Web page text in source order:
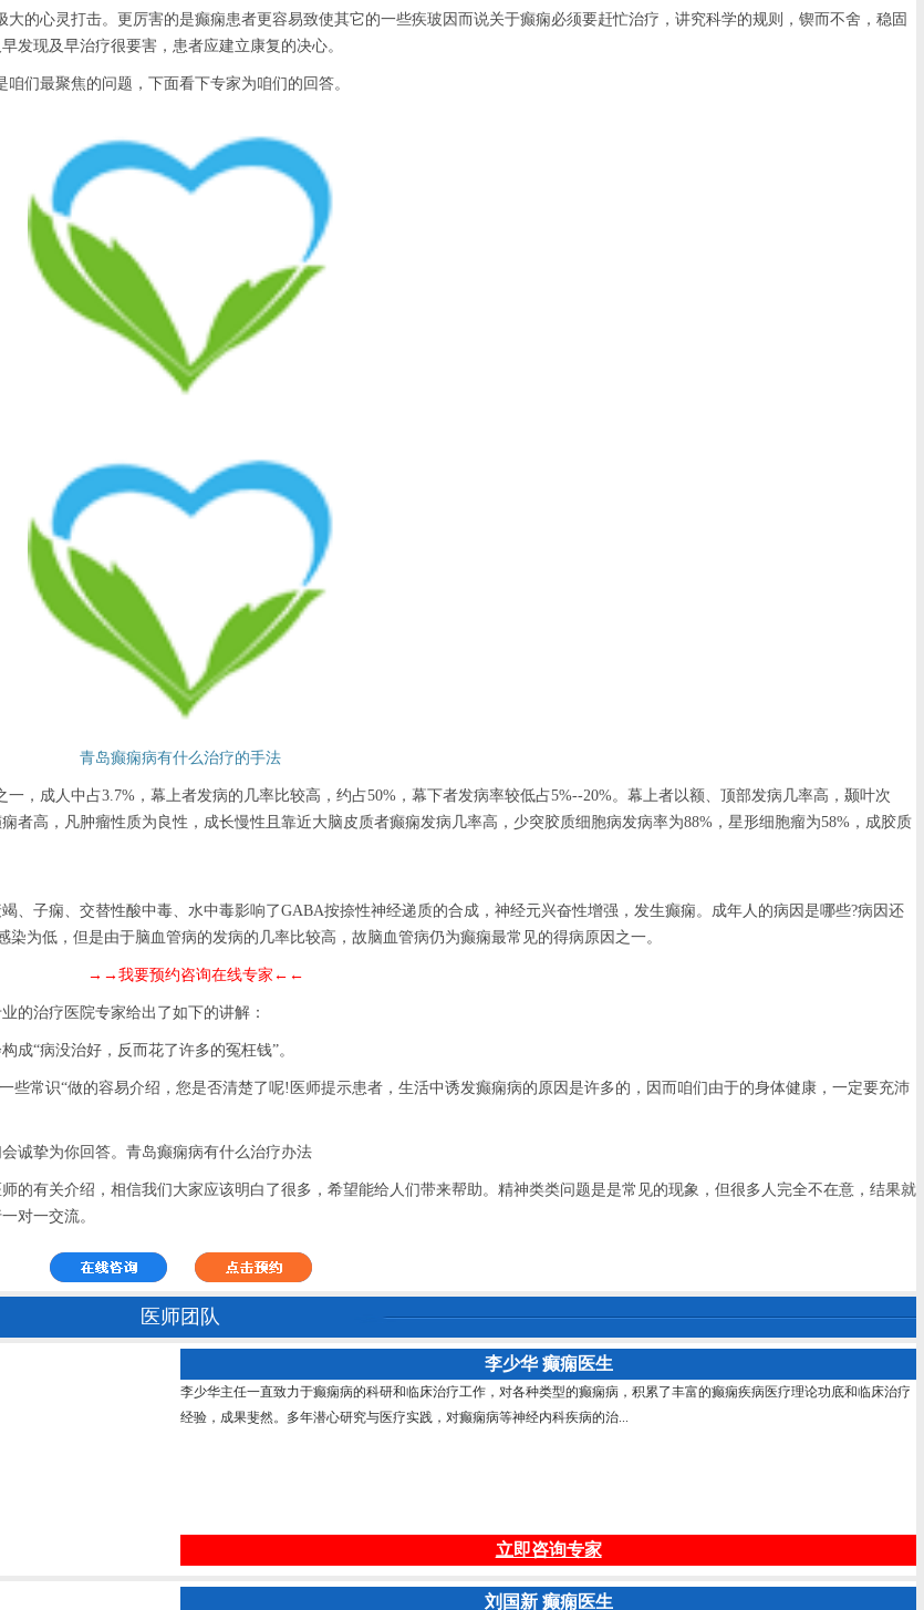
心灵打击。更厉害的是癫痫患者更容易致使其它的一些疾玻因而说关于癫痫必须要赶忙治疗，讲究科学的规则，锲而不舍，稳固
发现及早治疗很要害，患者应建立康复的决心。
们最聚焦的问题，下面看下专家为咱们的回答。
青岛癫痫病有什么治疗的手法
成人中占3.7%，幕上者发病的几率比较高，约占50%，幕下者发病率较低占5%--20%。幕上者以额、顶部发病几率高，颞叶次
者高，凡肿瘤性质为良性，成长慢性且靠近大脑皮质者癫痫发病几率高，少突胶质细胞病发病率为88%，星形细胞瘤为58%，成胶质
子痫、交替性酸中毒、水中毒影响了GABA按捺性神经递质的合成，神经元兴奋性增强，发生癫痫。成年人的病因是哪些?病因还
为低，但是由于脑血管病的发病的几率比较高，故脑血管病仍为癫痫最常见的得病原因之一。
→→我要预约咨询在线专家←←
治疗医院专家给出了如下的讲解：
“病没治好，反而花了许多的冤枉钱”。
些常识“做的容易介绍，您是否清楚了呢!医师提示患者，生活中诱发癫痫病的原因是许多的，因而咱们由于的身体健康，一定要充沛
挚为你回答。青岛癫痫病有什么治疗办法
的有关介绍，相信我们大家应该明白了很多，希望能给人们带来帮助。精神类类问题是是常见的现象，但很多人完全不在意，结果就
对一交流。
医师团队
李少华 癫痫医生
李少华主任一直致力于癫痫病的科研和临床治疗工作，对各种类型的癫痫病，积累了丰富的癫痫疾病医疗理论功底和临床治疗
经验，成果斐然。多年潜心研究与医疗实践，对癫痫病等神经内科疾病的治...
立即咨询专家
刘国新 癫痫医生